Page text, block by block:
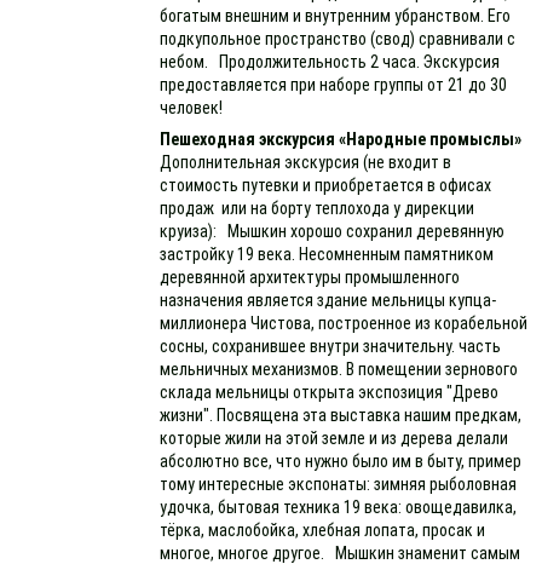
богатым внешним и внутренним убранством. Его
подкупольное пространство (свод) сравнивали с
небом. Продолжительность 2 часа. Экскурсия
предоставляется при наборе группы от 21 до 30
человек!
Пешеходная экскурсия «Народные промыслы»
Дополнительная экскурсия (не входит в
стоимость путевки и приобретается в офисах
продаж или на борту теплохода у дирекции
круиза): Мышкин хорошо сохранил деревянную
застройку 19 века. Несомненным памятником
деревянной архитектуры промышленного
назначения является здание мельницы купца-
миллионера Чистова, построенное из корабельной
сосны, сохранившее внутри значительну. часть
мельничных механизмов. В помещении зернового
склада мельницы открыта экспозиция "Древо
жизни". Посвящена эта выставка нашим предкам,
которые жили на этой земле и из дерева делали
абсолютно все, что нужно было им в быту, пример
тому интересные экспонаты: зимняя рыболовная
удочка, бытовая техника 19 века: овощедавилка,
тёрка, маслобойка, хлебная лопата, просак и
многое, многое другое. Мышкин знаменит самым